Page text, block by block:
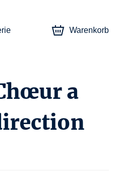
Warenkorb
a